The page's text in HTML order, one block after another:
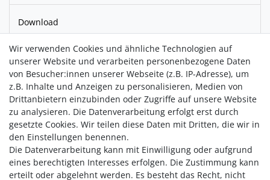
Download
Der Kettenanhänger aus925er Silberist mit einem Sternbild
graviert. Der kleineDiamantmacht das Schmuckstück zu
einem Blickfang. Durch das schlichte Design lässt sich die
Kette zu allen Anlässen kombinieren. Das perfekte Geschenk
für die Liebsten oder sich selbst.
Hochwertig gefertigt aus recyceltem Edelmetall.
Wir verwenden Cookies und ähnliche Technologien auf
unserer Website und verarbeiten personenbezogene Daten
von Besucher:innen unserer Webseite (z.B. IP-Adresse), um
z.B. Inhalte und Anzeigen zu personalisieren, Medien von
Drittanbietern einzubinden oder Zugriffe auf unsere Website
zu analysieren. Die Datenverarbeitung erfolgt erst durch
gesetzte Cookies. Wir teilen diese Daten mit Dritten, die wir in
den Einstellungen benennen.
Die Datenverarbeitung kann mit Einwilligung oder aufgrund
eines berechtigten Interesses erfolgen. Die Zustimmung kann
erteilt oder abgelehnt werden. Es besteht das Recht, nicht